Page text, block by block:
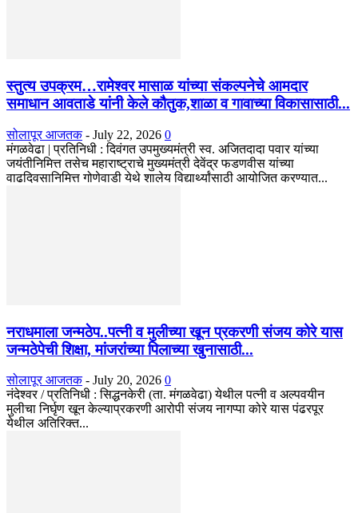
स्तुत्य उपक्रम…रामेश्वर मासाळ यांच्या संकल्पनेचे आमदार
समाधान आवताडे यांनी केले कौतुक,शाळा व गावाच्या विकासासाठी...
सोलापूर आजतक - July 22, 2026 0
मंगळवेढा | प्रतिनिधी : दिवंगत उपमुख्यमंत्री स्व. अजितदादा पवार यांच्या
जयंतीनिमित्त तसेच महाराष्ट्राचे मुख्यमंत्री देवेंद्र फडणवीस यांच्या
वाढदिवसानिमित्त गोणेवाडी येथे शालेय विद्यार्थ्यांसाठी आयोजित करण्यात...
नराधमाला जन्मठेप..पत्नी व मुलीच्या खून प्रकरणी संजय कोरे यास
जन्मठेपेची शिक्षा, मांजरांच्या पिलाच्या खुनासाठी...
सोलापूर आजतक - July 20, 2026 0
नंदेश्वर / प्रतिनिधी : सिद्धनकेरी (ता. मंगळवेढा) येथील पत्नी व अल्पवयीन
मुलीचा निर्घृण खून केल्याप्रकरणी आरोपी संजय नागप्पा कोरे यास पंढरपूर
येथील अतिरिक्त...